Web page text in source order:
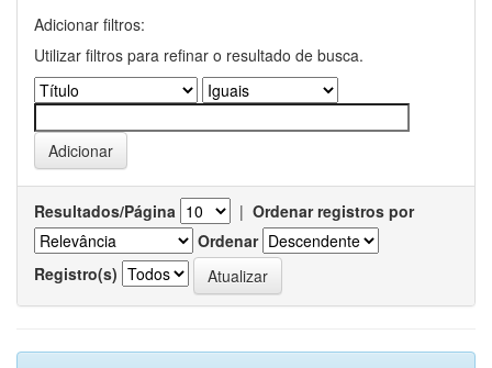
Adicionar filtros:
Utilizar filtros para refinar o resultado de busca.
Resultados/Página | Ordenar registros por
Ordenar
Registro(s)